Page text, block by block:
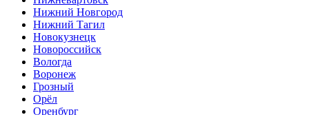
Нижний Новгород
Нижний Тагил
Новокузнецк
Новороссийск
Вологда
Воронеж
Грозный
Орёл
Оренбург